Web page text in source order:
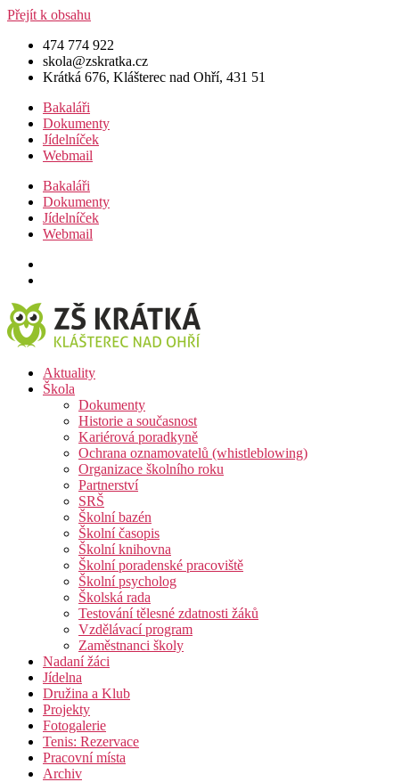
Přejít k obsahu
474 774 922
skola@zskratka.cz
Krátká 676, Klášterec nad Ohří, 431 51
Bakaláři
Dokumenty
Jídelníček
Webmail
Bakaláři
Dokumenty
Jídelníček
Webmail
Aktuality
Škola
Dokumenty
Historie a současnost
Kariérová poradkyně
Ochrana oznamovatelů (whistleblowing)
Organizace školního roku
Partnerství
SRŠ
Školní bazén
Školní časopis
Školní knihovna
Školní poradenské pracoviště
Školní psycholog
Školská rada
Testování tělesné zdatnosti žáků
Vzdělávací program
Zaměstnanci školy
Nadaní žáci
Jídelna
Družina a Klub
Projekty
Fotogalerie
Tenis: Rezervace
Pracovní místa
Archiv